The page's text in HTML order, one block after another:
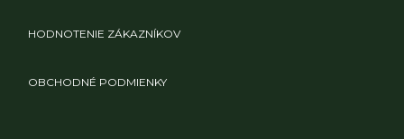
HODNOTENIE ZÁKAZNÍKOV
OBCHODNÉ PODMIENKY